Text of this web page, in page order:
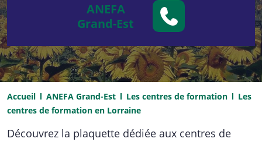
ANEFA
Grand-Est
Accueil ANEFA Grand-Est Les centres de formation
Les
centres de formation en Lorraine
Découvrez la plaquette dédiée aux centres de